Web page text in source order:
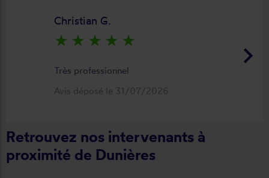
keyboard_arrow_right
Christian G.
star_rate star_rate star_rate star_rate star_rate
Très professionnel
Avis déposé le 31/07/2026
Retrouvez nos intervenants à
proximité de Dunières